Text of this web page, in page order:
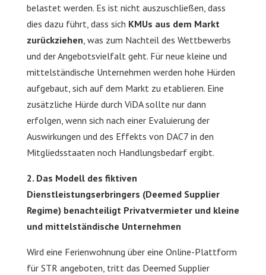
belastet werden. Es ist nicht auszuschließen, dass
dies dazu führt, dass sich KMUs aus dem Markt
zurückziehen, was zum Nachteil des Wettbewerbs
und der Angebotsvielfalt geht. Für neue kleine und
mittelständische Unternehmen werden hohe Hürden
aufgebaut, sich auf dem Markt zu etablieren. Eine
zusätzliche Hürde durch ViDA sollte nur dann
erfolgen, wenn sich nach einer Evaluierung der
Auswirkungen und des Effekts von DAC7 in den
Mitgliedsstaaten noch Handlungsbedarf ergibt.
2. Das Modell des fiktiven
Dienstleistungserbringers (Deemed Supplier
Regime) benachteiligt Privatvermieter und kleine
und mittelständische Unternehmen
Wird eine Ferienwohnung über eine Online-Plattform
für STR angeboten, tritt das Deemed Supplier